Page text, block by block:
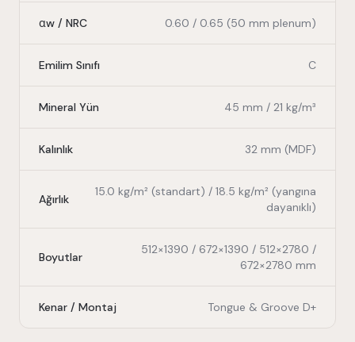
αw / NRC 0.60 / 0.65 (50 mm plenum)
Emilim Sınıfı C
Mineral Yün 45 mm / 21 kg/m³
Kalınlık 32 mm (MDF)
Ağırlık
15.0 kg/m² (standart) / 18.5 kg/m² (yangına
dayanıklı)
Boyutlar
512×1390 / 672×1390 / 512×2780 /
672×2780 mm
Kenar / Montaj Tongue & Groove D+